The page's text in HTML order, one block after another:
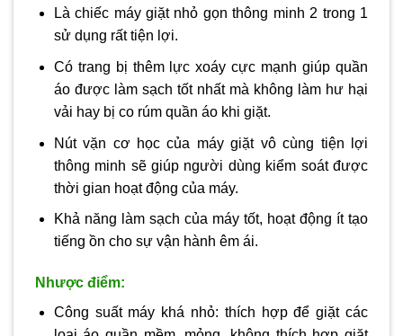
Là chiếc máy giặt nhỏ gọn thông minh 2 trong 1
sử dụng rất tiện lợi.
Có trang bị thêm lực xoáy cực mạnh giúp quần
áo được làm sạch tốt nhất mà không làm hư hại
vải hay bị co rúm quần áo khi giặt.
Nút vặn cơ học của máy giặt vô cùng tiện lợi
thông minh sẽ giúp người dùng kiểm soát được
thời gian hoạt động của máy.
Khả năng làm sạch của máy tốt, hoạt động ít tạo
tiếng ồn cho sự vận hành êm ái.
Nhược điểm:
Công suất máy khá nhỏ: thích hợp để giặt các